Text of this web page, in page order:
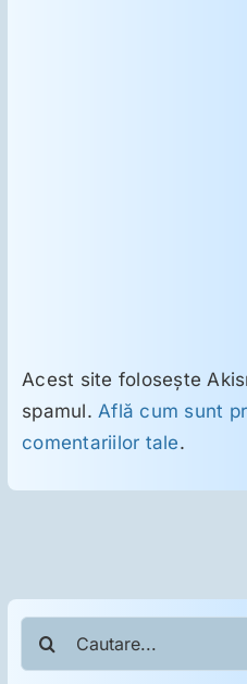
Acest site folosește
spamul.Află cum sunt
comentariilor tale.
Cautare...